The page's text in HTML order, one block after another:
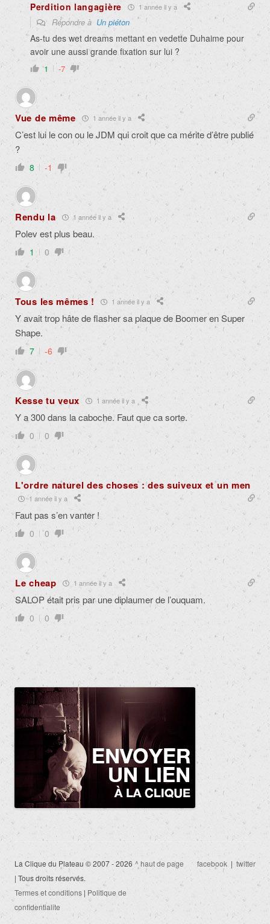
Perdition langagière 1 année il y a
Répondre à Un piéton
As-tu des wet dreams mettant en vedette Duhaime pour
avoir une aussi grande fixation sur lui ?
1 -7
Vue de même 1 année il y a
C’est lui le con ou le JDM qui croit que ca mérite d’être publié
?
8 -1
Rendu la 1 année il y a
Polev est plus beau.
1 0
Tous les mêmes ! 1 année il y a
Y avait trop hâte de flasher sa plaque de Boomer en Super
Shape.
7 -6
Kesse tu veux 1 année il y a
Y a 300 dans la caboche. Faut que ca sorte.
0 0
L'ordre naturel des choses : des suiveux et un men
1 année il y a
Faut pas s’en vanter !
0 0
Le cheap 1 année il y a
SALOP était pris par une diplaumer de l’ouquam.
0 0
La Clique du Plateau © 2007 - 2026
| Tous droits réservés.
Termes et conditions | Politique de
confidentialite
^ haut de page facebook | twitter